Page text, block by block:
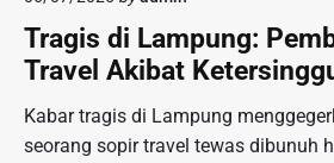
Tragis di Lampung:
Travel Akibat
Kabar tragis di Lampung
seorang sopir travel tewas dibunuh